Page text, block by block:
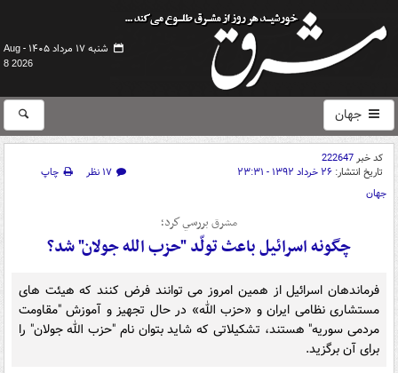
شنبه ۱۷ مرداد ۱۴۰۵ -
Aug
8 2026
جهان
کد خبر222647
تاریخ انتشار: ۲۶ خرداد ۱۳۹۲ - ۲۳:۳۱ ۱۷ نظر
چاپ
جهان
مشرق بررسي كرد؛
چگونه اسرائیل باعث تولّد "حزب الله جولان" شد؟
فرماندهان اسرائیل از همین امروز می توانند فرض کنند که هیئت های
مستشاری نظامی ایران و «حزب الله» در حال تجهیز و آموزش "مقاومت
مردمی سوریه" هستند، تشکیلاتی که شاید بتوان نام "حزب الله جولان" را
برای آن برگزید.